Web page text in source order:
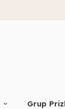
Grup